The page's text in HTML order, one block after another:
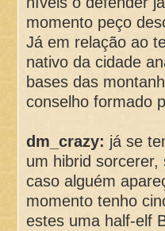
momento peço
Já em relação ao
nativo da cidade
bases das
conselho formado
dm_crazy: já se
um hibrid
caso alguém
momento tenho
estes uma half-elf